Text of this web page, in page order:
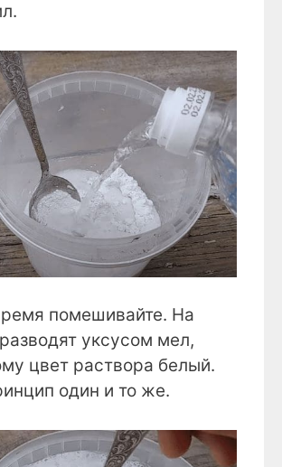
помешивайте. На
уксусом мел,
цвет раствора белый.
один и то же.